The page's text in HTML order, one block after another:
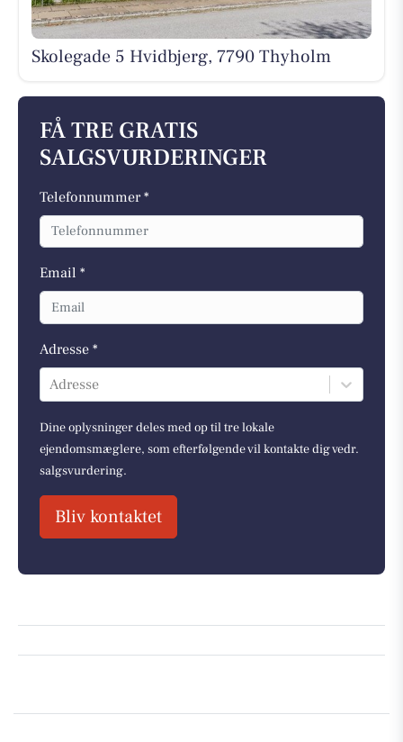
Skolegade 5 Hvidbjerg, 7790 Thyholm
FÅ TRE GRATIS
SALGSVURDERINGER
Telefonnummer *
Email *
Adresse *
Adresse
Dine oplysninger deles med op til tre lokale
ejendomsmæglere, som efterfølgende vil kontakte dig vedr.
salgsvurdering.
Bliv kontaktet